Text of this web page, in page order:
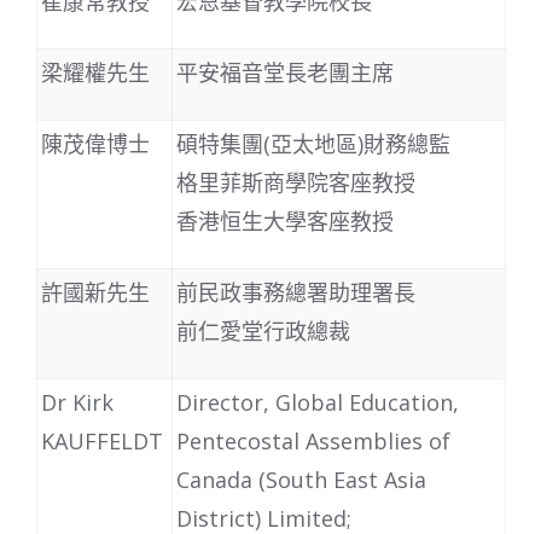
梁耀權先生 平安福音堂長老團主席
陳茂偉博士
碩特集團(亞太地區)財務總監
格里菲斯商學院客座教授
香港恒生大學客座教授
許國新先生
前民政事務總署助理署長
前仁愛堂行政總裁
Dr Kirk
KAUFFELDT
Director, Global Education,
Pentecostal Assemblies of
Canada (South East Asia
District) Limited;